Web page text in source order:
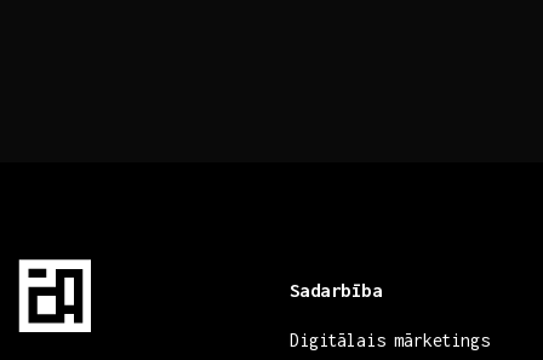
Sadarbība
Digitālais mārketings